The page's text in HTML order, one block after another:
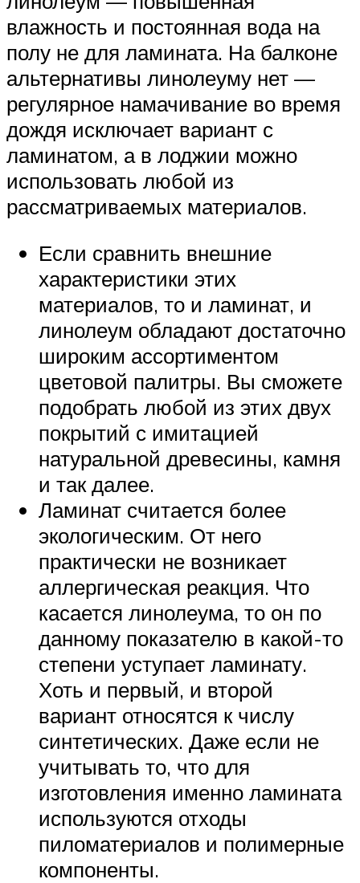
влажность и постоянная вода на
полу не для ламината. На балконе
альтернативы линолеуму нет —
регулярное намачивание во время
дождя исключает вариант с
ламинатом, а в лоджии можно
использовать любой из
рассматриваемых материалов.
Если сравнить внешние
характеристики этих
материалов, то и ламинат, и
линолеум обладают достаточно
широким ассортиментом
цветовой палитры. Вы сможете
подобрать любой из этих двух
покрытий с имитацией
натуральной древесины, камня
и так далее.
Ламинат считается более
экологическим. От него
практически не возникает
аллергическая реакция. Что
касается линолеума, то он по
данному показателю в какой-то
степени уступает ламинату.
Хоть и первый, и второй
вариант относятся к числу
синтетических. Даже если не
учитывать то, что для
изготовления именно ламината
используются отходы
пиломатериалов и полимерные
компоненты.